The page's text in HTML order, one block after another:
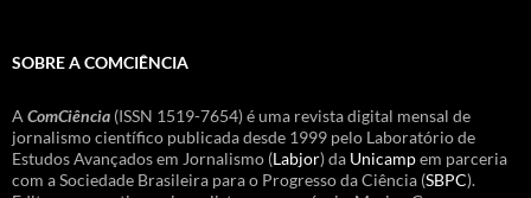
SOBRE A COMCIÊNCIA
A ComCiência (ISSN 1519-7654) é uma revista digital mensal de
jornalismo científico publicada desde 1999 pelo Laboratório de
Estudos Avançados em Jornalismo (Labjor) da Unicampem parceria
com a Sociedade Brasileira para o Progresso da Ciência (SBPC).